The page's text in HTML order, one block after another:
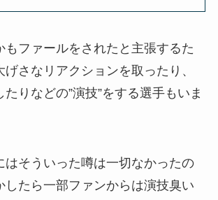
もファールをされたと主張するた
さなリアクションを取ったり、
りなどの”演技”をする選手もいま
はそういった噂は一切なかったの
したら一部ファンからは演技臭い